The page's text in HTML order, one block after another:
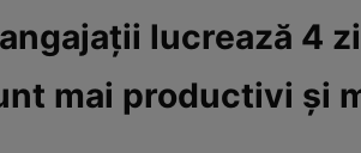
lucrează 4
mai productivi și